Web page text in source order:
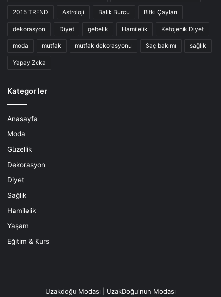
2015 TREND Astroloji Balık Burcu Bitki Çayları
dekorasyon Diyet gebelik Hamilelik Ketojenik Diyet
moda mutfak mutfak dekorasyonu Saç bakımı sağlık
Yapay Zeka
Kategoriler
Anasayfa
Moda
Güzellik
Dekorasyon
Diyet
Sağlık
Hamilelik
Yaşam
Eğitim & Kurs
Uzakdoğu Modası | UzakDoğu'nun Modası